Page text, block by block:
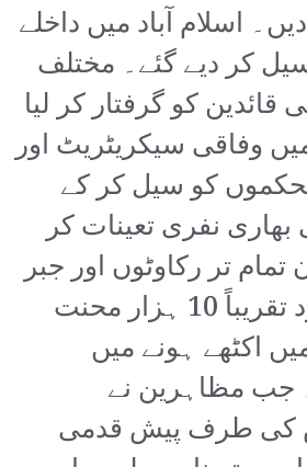
اسلام آباد میں داخلے
کر دیے گئے۔ مختلف
قائدین کو گرفتار کر لیا
میں وفاقی سیکریٹریٹ اور
کو سیل کر کے
نفری تعینات کر
تر رکاوٹوں اور جبر
وتشدد کے باوجود تقریباً 10 ہزار محنت
اکٹھے ہونے میں
جب مظاہرین نے
کی طرف پیش قدمی